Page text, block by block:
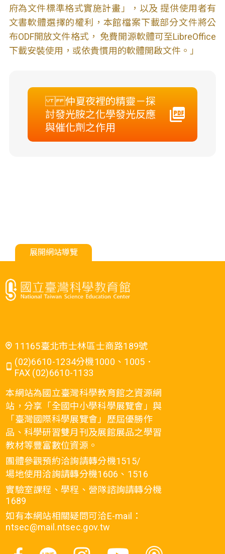
府為文件標準格式實施計畫」，以及 提供使用者有
文書軟體選擇的權利，本館檔案下載部分文件將公
布ODF開放文件格式， 免費開源軟體可至LibreOffice
下載安裝使用，或依貴慣用的軟體開啟文件。」
仲夏夜裡的精靈－探
討發光胺之化學發光反應
與催化劑之作用
展開網站導覽
11165臺北市士林區士商路189號
(02)6610-1234分機1000、1005．
FAX (02)6610-1133
本網站為國立臺灣科學教育館之資源網
站，分享「全國中小學科學展覽會」與
「臺灣國際科學展覽會」歷屆優勝作
品、科學研習雙月刊及展館展品之學習
教材等豐富數位資源。
團體參觀預約洽詢請轉分機1515/
場地使用洽詢請轉分機1606、1516
實驗室課程、學程、營隊諮詢請轉分機
1689
如有本網站相關疑問可洽E-mail：
ntsec@mail.ntsec.gov.tw